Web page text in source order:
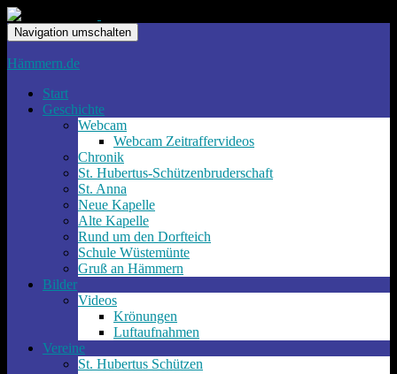
Navigation umschalten
Hämmern.de
Start
Geschichte
Webcam
Webcam Zeitraffervideos
Chronik
St. Hubertus-Schützenbruderschaft
St. Anna
Neue Kapelle
Alte Kapelle
Rund um den Dorfteich
Schule Wüstemünte
Gruß an Hämmern
Bilder
Videos
Krönungen
Luftaufnahmen
Vereine
St. Hubertus Schützen